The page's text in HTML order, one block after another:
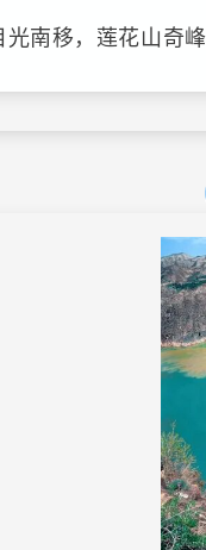
光南移，莲花山奇